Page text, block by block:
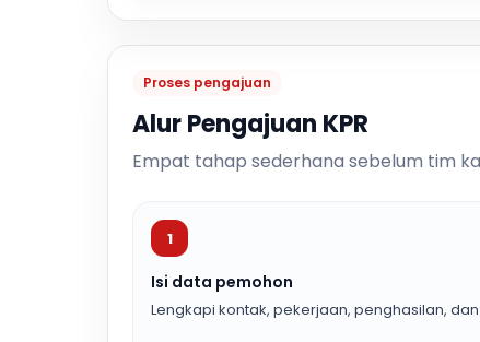
Proses pengajuan
Alur Pengajuan KPR
Empat tahap sederhana sebelum tim
1
Isi data pemohon
Lengkapi kontak, pekerjaan, penghasilan,